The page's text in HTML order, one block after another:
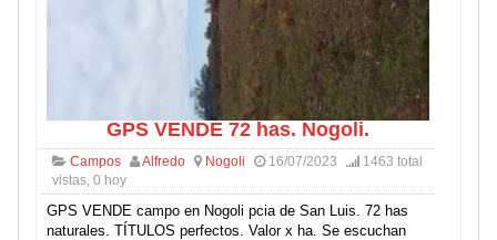
GPS VENDE 72 has. Nogoli.
Campos Alfredo Nogoli 16/07/2023
1463 total
vistas, 0 hoy
GPS VENDE campo en Nogoli pcia de San Luis. 72 has
naturales. TÍTULOS perfectos. Valor x ha. Se escuchan